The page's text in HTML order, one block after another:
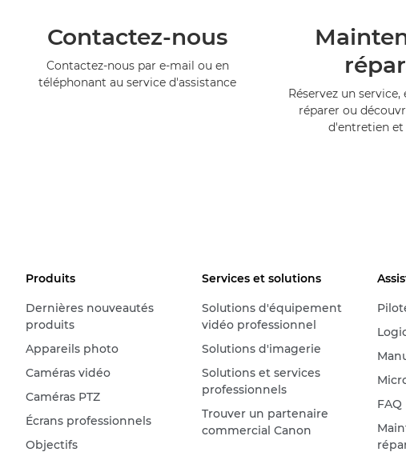
Contactez-nous
Contactez-nous par e-mail ou en
téléphonant au service d'assistance
Réservez un
réparer ou
d'entretien et
Produits
Dernières nouveautés
produits
Appareils photo
Caméras vidéo
Caméras PTZ
Écrans professionnels
Objectifs
Services et solutions
Solutions d'équipement
vidéo professionnel
Solutions d'imagerie
Solutions et services
professionnels
Trouver un partenaire
commercial Canon
FAQ